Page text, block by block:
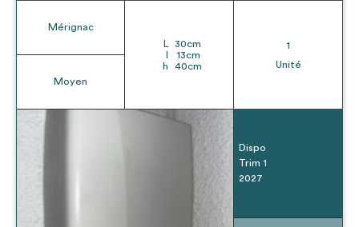
Mérignac
Moyen
L 30cm
13cm
h
40cm
1
Unité
Dispo
Trim 1
2027